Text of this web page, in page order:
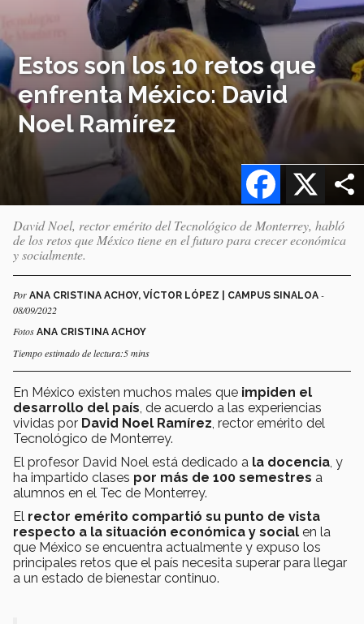
Estos son los 10 retos que
enfrenta México: David
Noel Ramírez
X
Facebook
David Noel, rector emérito del Tecnológico de Monterrey, habló
de los retos que México tiene en el futuro para crecer económica
y socialmente.
Por ANA CRISTINA ACHOY, VÍCTOR LÓPEZ | CAMPUS SINALOA -
08/09/2022
Fotos ANA CRISTINA ACHOY
Tiempo estimado de lectura:5 mins
En México existen muchos males que impiden el
desarrollo del país , de acuerdo a las experiencias
vividas por David Noel Ramírez , rector emérito del
Tecnológico de Monterrey.
El profesor David Noel está dedicado a la docencia , y
ha impartido clases por más de 100 semestres a
alumnos en el Tec de Monterrey.
El rector emérito compartió su punto de vista
respecto a la situación económica y social en la
que México se encuentra actualmente y expuso los
principales retos que el país necesita superar para llegar
a un estado de bienestar continuo.